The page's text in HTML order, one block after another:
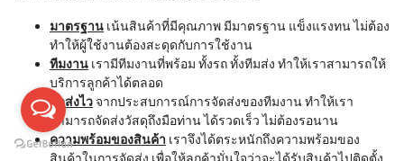
มาตรฐาน เน้นสินค้าที่มีคุณภาพ มีมาตรฐาน แข็งแรงทน ไม่ต้อง
ทำให้ผู้ใช้งานต้องสะดุดกับการใช้งาน
ทีมงาน เรามีทีมงานที่พร้อม ทั้งรถ ทั้งทีมส่ง ทำให้เราสามารถให้
บริการลูกค้าได้ตลอด
จัดส่งไว จากประสบการณ์การจัดส่งของทีมงาน ทำให้เรา
สามารถจัดส่งวัสดุถึงมือท่าน ได้รวดเร็ว ไม่ต้องรอนาน
ความพร้อมของสินค้า เราจึงได้ตระหนักถึงความพร้อมของ